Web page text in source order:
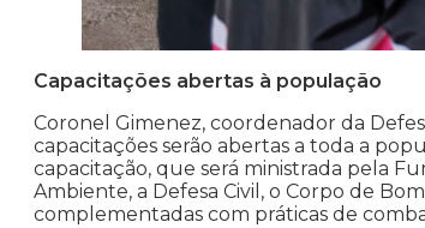
Capacitações abertas à população
Coronel Gimenez, coordenador da
capacitações serão abertas a toda a
capacitação, que será ministrada pela
Ambiente, a Defesa Civil, o Corpo de
complementadas com práticas de